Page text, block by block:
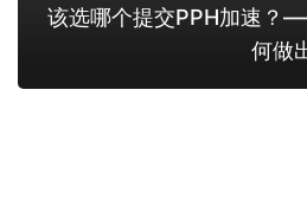
该选哪个提交PPH加速？
何做